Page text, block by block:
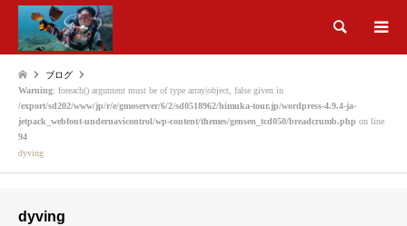
検索
ブログ
Warning: foreach() argument must be of type array|object, false given in
/export/sd202/www/jp/r/e/gmoserver/6/2/sd0518962/himuka-tour.jp/wordpress-4.9.4-ja-
jetpack_webfont-undernavicontrol/wp-content/themes/gensen_tcd050/breadcrumb.php on line
94
dyving
dyving